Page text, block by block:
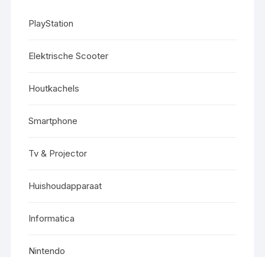
PlayStation
Elektrische Scooter
Houtkachels
Smartphone
Tv & Projector
Huishoudapparaat
Informatica
Nintendo